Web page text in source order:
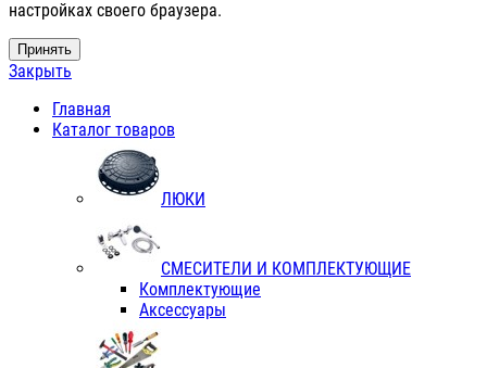
настройках своего браузера.
Принять
Закрыть
Главная
Каталог товаров
ЛЮКИ
СМЕСИТЕЛИ И КОМПЛЕКТУЮЩИЕ
Комплектующие
Аксессуары